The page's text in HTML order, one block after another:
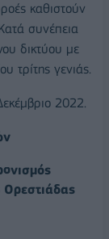
καθιστούν
συνέπεια
δικτύου με
τρίτης γενιάς.
2022.